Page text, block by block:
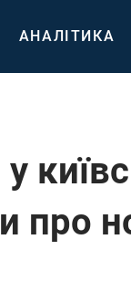
АНАЛІТИКА
про